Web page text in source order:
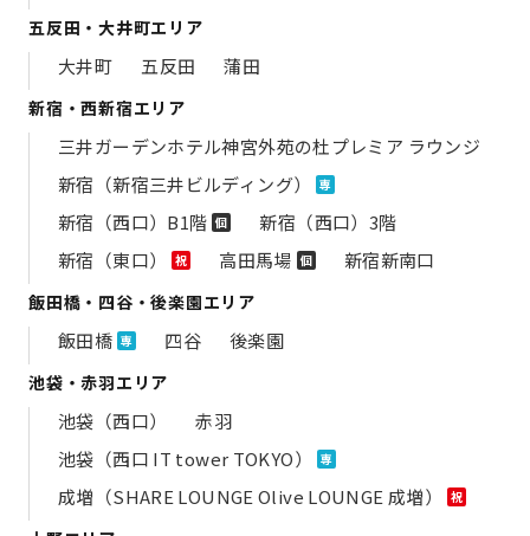
五反田・大井町エリア
大井町 五反田 蒲田
新宿・西新宿エリア
三井ガーデンホテル神宮外苑の​杜プレミア ラウンジ
新宿（新宿三井ビルディング）
専
新宿（西口）B1階 個
新宿（西口）3階
新宿（東口）
祝 高田馬場 個 新宿新南口
飯田橋・四谷・後楽園エリア
飯田橋 専 四谷 後楽園
池袋・赤羽エリア
池袋（西口）
赤羽
池袋（西口 IT tower TOKYO）
専
成増（SHARE LOUNGE Olive LOUNGE 成増） 祝